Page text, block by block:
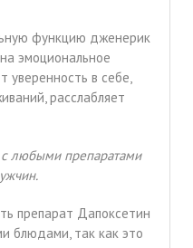
функцию дженерик
эмоциональное
уверенность в себе,
расслабляет
любыми препаратами
препарат Дапоксетин
блюдами, так как это